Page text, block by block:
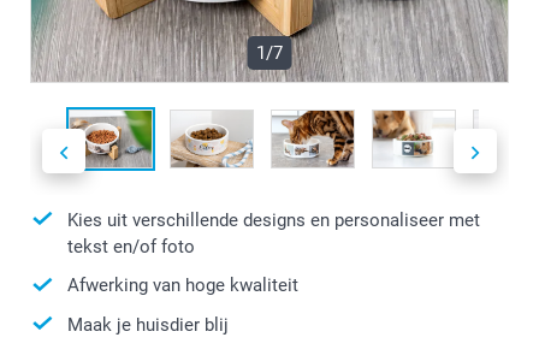
1/7
Kies uit verschillende designs en personaliseer met
tekst en/of foto
Afwerking van hoge kwaliteit
Maak je huisdier blij